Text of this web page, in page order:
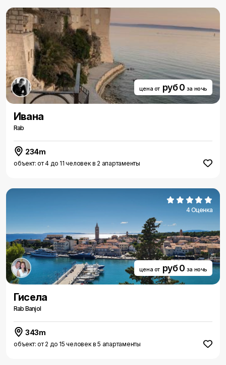
цена от руб 0 за ночь
Ивана
Rab
234m
объект: от 4 до 11 человек в 2 апартаменты
4 Оценка
цена от руб 0 за ночь
Гисела
Rab Banjol
343m
объект: от 2 до 15 человек в 5 апартаменты